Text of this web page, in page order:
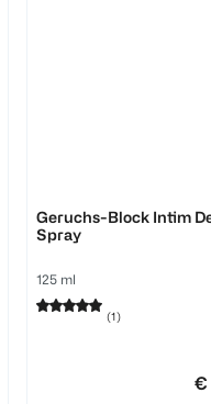
Geruchs-Block Intim
Spray
125 ml
(1)
€